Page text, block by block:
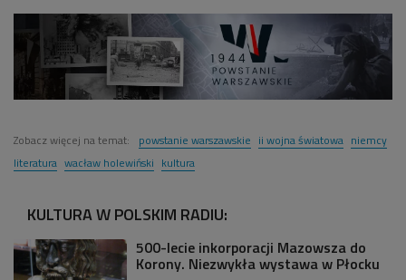
Zobacz więcej na temat: powstanie warszawskie ii wojna światowa niemcy
literatura wacław holewiński kultura
KULTURA W POLSKIM RADIU:
500-lecie inkorporacji Mazowsza do
Korony. Niezwykła wystawa w Płocku